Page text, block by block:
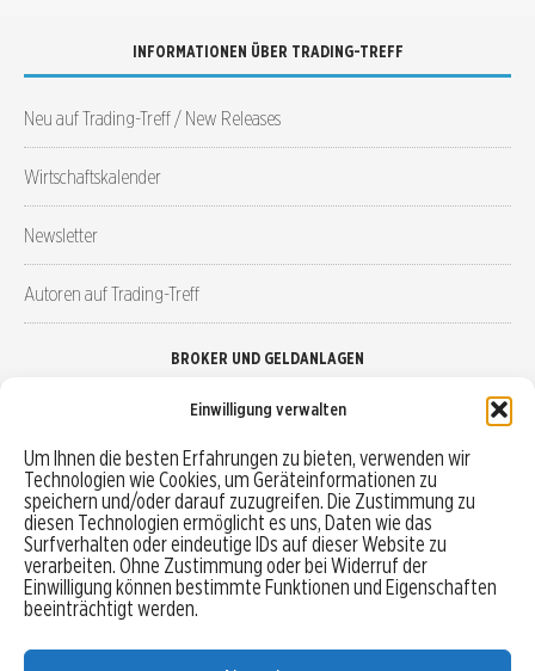
Einwilligung verwalten
Um Ihnen die besten Erfahrungen zu bieten, verwenden wir
Technologien wie Cookies, um Geräteinformationen zu
speichern und/oder darauf zuzugreifen. Die Zustimmung zu
diesen Technologien ermöglicht es uns, Daten wie das
Surfverhalten oder eindeutige IDs auf dieser Website zu
verarbeiten. Ohne Zustimmung oder bei Widerruf der
Einwilligung können bestimmte Funktionen und Eigenschaften
beeinträchtigt werden.
INFORMATIONEN ÜBER TRADING-TREFF
Neu auf Trading-Treff / New Releases
Wirtschaftskalender
Newsletter
Autoren auf Trading-Treff
BROKER UND GELDANLAGEN
Robo-Advisor vergleichen
Depotvergleich
Festgeld vergleichen
Tagesgeld vergleichen